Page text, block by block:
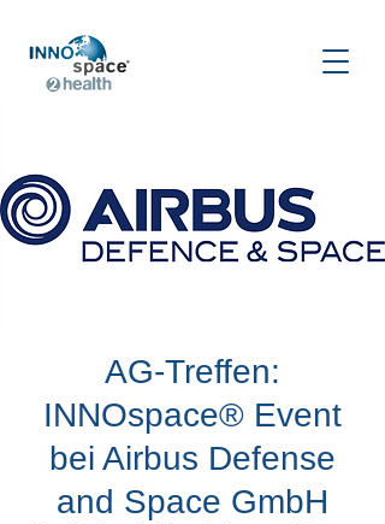
AG-Treffen:
INNOspace® Event
bei Airbus Defense
and Space GmbH